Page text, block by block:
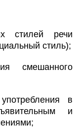
стилей речи
стиль);
смешанного
в
и